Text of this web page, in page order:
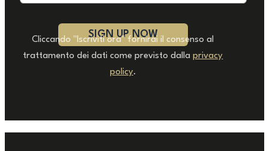
Cliccando "Iscriviti ora" fornirai il consenso al
trattamento dei dati come previsto dallaprivacy
policy.